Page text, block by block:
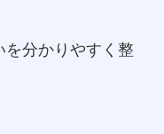
を分かりやすく整